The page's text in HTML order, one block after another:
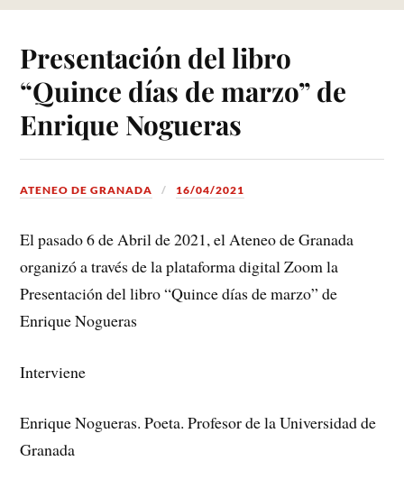
Presentación del libro
“Quince días de marzo” de
Enrique Nogueras
ATENEO DE GRANADA 16/04/2021
El pasado 6 de Abril de 2021, el Ateneo de Granada
organizó a través de la plataforma digital Zoom la
Presentación del libro “Quince días de marzo” de
Enrique Nogueras
Interviene
Enrique Nogueras. Poeta. Profesor de la Universidad de
Granada